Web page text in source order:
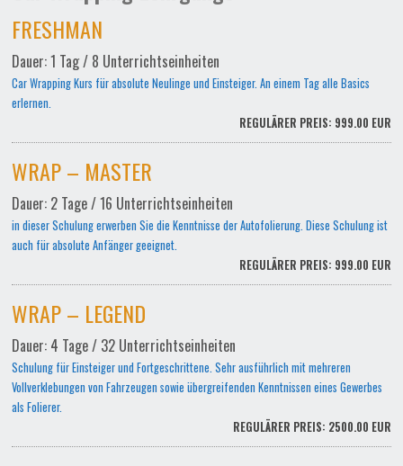
FRESHMAN
Dauer: 1 Tag / 8 Unterrichtseinheiten
Car Wrapping Kurs für absolute Neulinge und Einsteiger. An einem Tag alle Basics
erlernen.
REGULÄRER PREIS: 999.00 EUR
WRAP – MASTER
Dauer: 2 Tage / 16 Unterrichtseinheiten
in dieser Schulung erwerben Sie die Kenntnisse der Autofolierung. Diese Schulung ist
auch für absolute Anfänger geeignet.
REGULÄRER PREIS: 999.00 EUR
WRAP – LEGEND
Dauer: 4 Tage / 32 Unterrichtseinheiten
Schulung für Einsteiger und Fortgeschrittene. Sehr ausführlich mit mehreren
Vollverklebungen von Fahrzeugen sowie übergreifenden Kenntnissen eines Gewerbes
als Folierer.
REGULÄRER PREIS: 2500.00 EUR